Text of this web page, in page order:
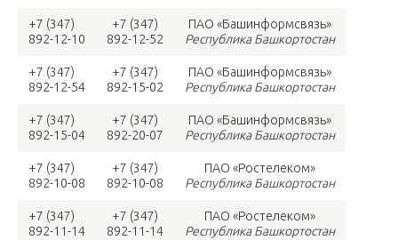
+7 (347)
892-12-10
+7 (347)
892-12-52
ПАО «Башинформсвязь»
Республика Башкортостан
+7 (347)
892-12-54
+7 (347)
892-15-02
ПАО «Башинформсвязь»
Республика Башкортостан
+7 (347)
892-15-04
+7 (347)
892-20-07
ПАО «Башинформсвязь»
Республика Башкортостан
+7 (347)
892-10-08
+7 (347)
892-10-08
ПАО «Ростелеком»
Республика Башкортостан
+7 (347)
892-11-14
+7 (347)
892-11-14
ПАО «Ростелеком»
Республика Башкортостан